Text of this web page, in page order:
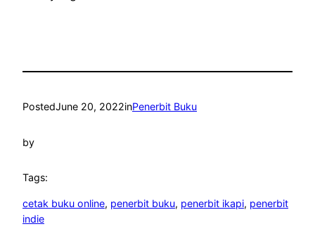
PostedJune 20, 2022inPenerbit Buku
by
Tags:
cetak buku online, penerbit buku, penerbit ikapi, penerbit
indie